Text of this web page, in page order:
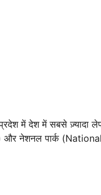
में देश में सबसे ज़्यादा
और नेशनल पार्क